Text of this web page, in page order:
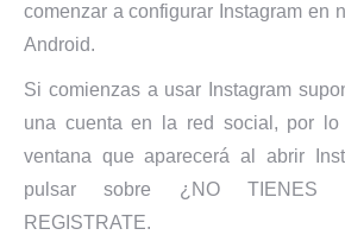
comenzar a configurar Instagram en
Android.
Si comienzas a usar Instagram
una cuenta en la red social, por
ventana que aparecerá al abrir
pulsar sobre ¿NO TIENES
REGISTRATE.